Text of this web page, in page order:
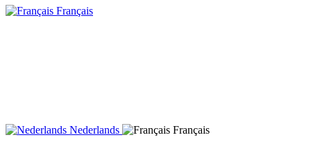
Français
Nederlands Français